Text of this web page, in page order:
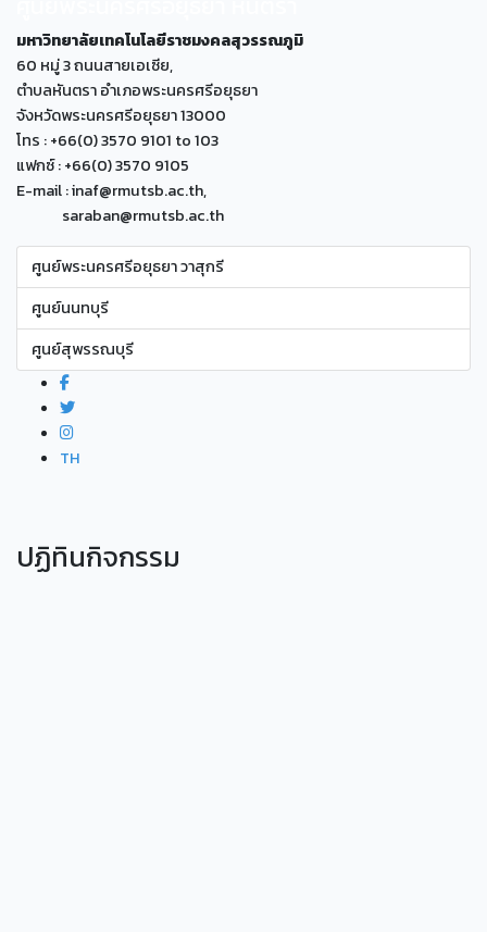
มหาวิทยาลัยเทคโนโลยีราชมงคลสุวรรณภูมิ
60 หมู่ 3 ถนนสายเอเซีย,
ตำบลหันตรา อำเภอพระนครศรีอยุธยา
จังหวัดพระนครศรีอยุธยา 13000
โทร : +66(0) 3570 9101 to 103
แฟกซ์ : +66(0) 3570 9105
E-mail : inaf@rmutsb.ac.th,
saraban@rmutsb.ac.th
ศูนย์พระนครศรีอยุธยา วาสุกรี
ศูนย์นนทบุรี
ศูนย์สุพรรณบุรี
TH
ปฏิทินกิจกรรม